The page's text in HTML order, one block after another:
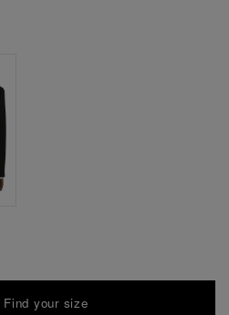
Find your size